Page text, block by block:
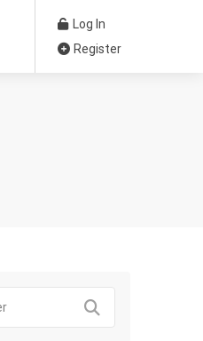
Log In
Register